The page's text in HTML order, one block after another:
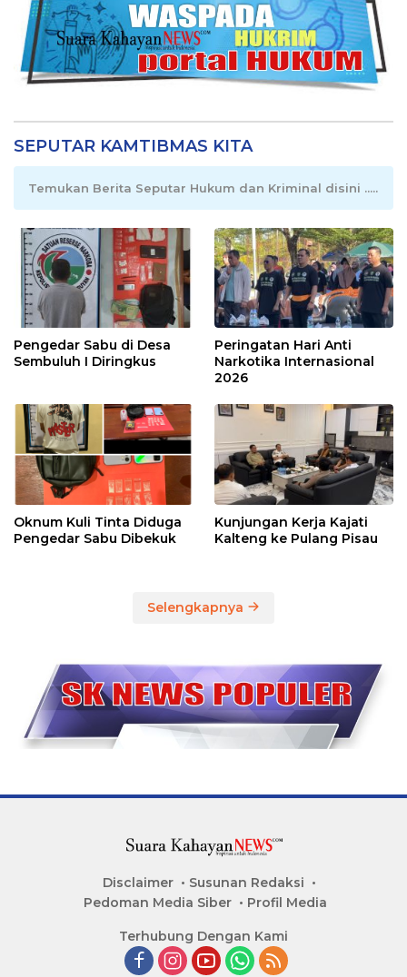
SEPUTAR KAMTIBMAS KITA
Temukan Berita Seputar Hukum dan Kriminal disini .....
Pengedar Sabu di Desa
Sembuluh I Diringkus
Peringatan Hari Anti
Narkotika Internasional
2026
Oknum Kuli Tinta Diduga
Pengedar Sabu Dibekuk
Kunjungan Kerja Kajati
Kalteng ke Pulang Pisau
Selengkapnya
Disclaimer
Susunan Redaksi
Pedoman Media Siber
Profil Media
Terhubung Dengan Kami